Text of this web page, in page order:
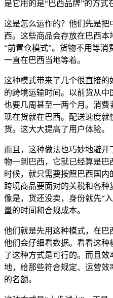
是它用的是“巴西品牌”的方式
这是怎么运作的？他们先是
西。这些商品会存放在巴西
“前置仓模式”。货物不用等
一直在巴西当地等着。
这种模式带来了几个很直接
的跨境运输时间。以前货从
也要几周甚至一两个月。消费
现在货就在巴西。配送速度就
货。这大大提高了用户体验。
而且，这种做法也巧妙地避
物一到巴西，它就已经算是
时候，就只需要按照巴西国
跨境商品要面对的关税和各
像是，货还没卖，身份就先“
量的时间和合规成本。
他们就是先用这种模式，在巴
他们会仔细看数据。看看这
了这种方式是可行的。而且
地，给那些符合规定、运营
的名额。